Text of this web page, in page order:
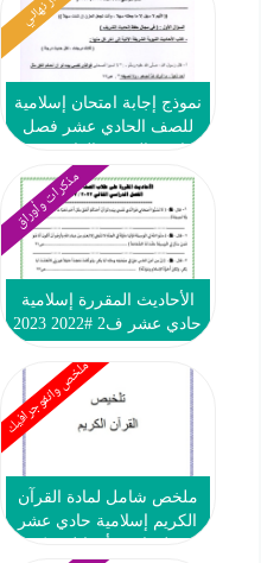
نموذج إجابة امتحان إسلامية
للصف الحادي عشر فصل
2023 مذكرات وأوراق
الأحاديث المقررة إسلامية
حادي عشر ف2 #2022 2023
ملخص وانفوجرافيك
ملخص شامل لمادة القرآن
الكريم إسلامية حادي عشر